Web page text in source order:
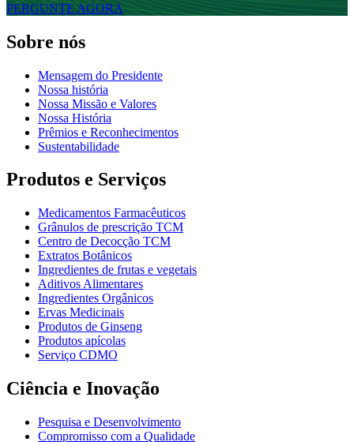
PERGUNTE AGORA
Sobre nós
Mensagem do Presidente
Nossa história
Nossa Missão e Valores
Nossa História
Prêmios e Reconhecimentos
Sustentabilidade
Produtos e Serviços
Medicamentos Farmacêuticos
Grânulos de prescrição TCM
Centro de Decocção TCM
Extratos Botânicos
Ingredientes de frutas e vegetais
Aditivos Alimentares
Ingredientes Orgânicos
Ervas Medicinais
Produtos de Ginseng
Produtos apícolas
Serviço CDMO
Ciência e Inovação
Pesquisa e Desenvolvimento
Compromisso com a Qualidade